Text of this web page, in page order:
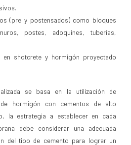
(pre y postensados) como bloques
postes, adoquines, tuberías,
en shotcrete y hormigón proyectado
se basa en la utilización de
hormigón con cementos de alto
la estrategia a establecer en cada
debe considerar una adecuada
del tipo de cemento para lograr un